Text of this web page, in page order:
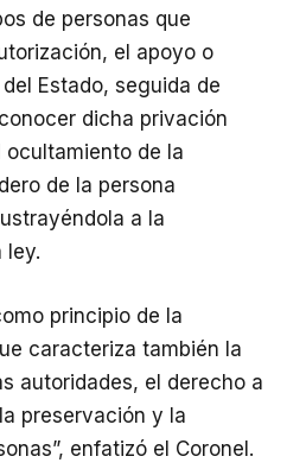
de personas que
el apoyo o
Estado, seguida de
dicha privación
ocultamiento de la
de la persona
a la
ley.
principio de la
caracteriza también la
autoridades, el derecho a
preservación y la
enfatizó el Coronel.